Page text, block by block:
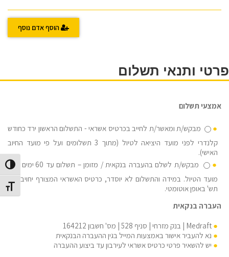
מתג
הוסף אדם נוסף
פרטי ותנאי תשלום
אמצעי תשלום
מבקש/ת ומאשר/ת לחייב בכרטיס אשראי - התשלום הראשון ירד כחודש
קלנדרי לפני מועד היציאה לטיול (מתוך 3 תשלומים ועל פי מועד החיוב
האישי).
מבקש/ת לשלם בהעברה בנקאית / מזומן – תשלום עד 60 ימים לפני
תש' באופן אוטומטי.
העברה בנקאית
Medraft | בנק מזרחי | סניף 528 | מס' חשבון 164212
נא להעביר אישור באמצעות המייל בגין ההעברה הבנקאית
יש להשאיר פרטי כרטיס אשראי לעירבון עד ביצוע ההעברה